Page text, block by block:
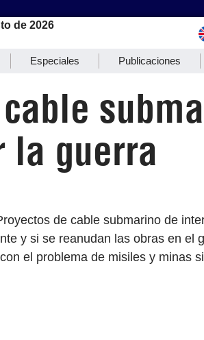
de 2026
Especiales Publicaciones
la guerra
de cable submarino de
y si se reanudan las obras en el
el problema de misiles y minas